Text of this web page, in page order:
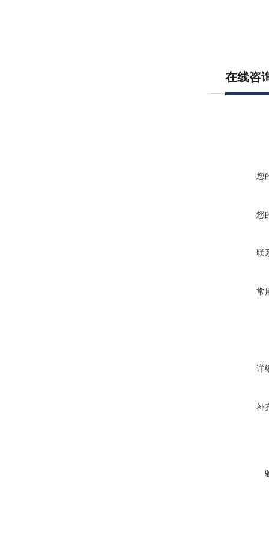
在线咨
您
您
联
常
详
补